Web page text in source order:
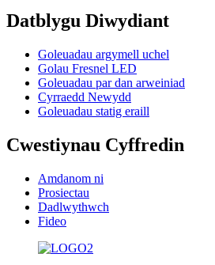
Datblygu Diwydiant
Goleuadau argymell uchel
Golau Fresnel LED
Goleuadau par dan arweiniad
Cyrraedd Newydd
Goleuadau statig eraill
Cwestiynau Cyffredin
Amdanom ni
Prosiectau
Dadlwythwch
Fideo